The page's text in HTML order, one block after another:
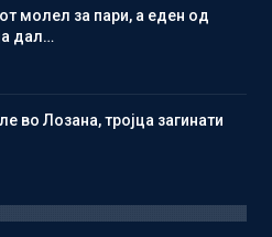
молел за пари, а еден од
дал…
во Лозана, тројца загинати